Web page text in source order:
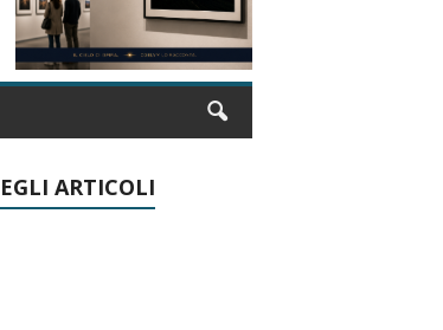
ARTICOLI